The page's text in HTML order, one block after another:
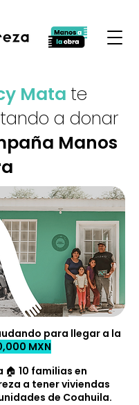
Mata te
a donar
Manos
para llegar a la
MXN
🏠 10 familias en
a tener viviendas
de Coahuila.